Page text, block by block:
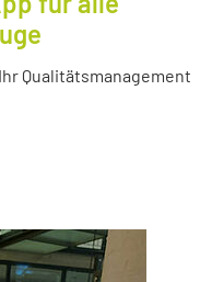
Qualitätsmanagement